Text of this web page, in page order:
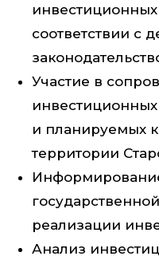
соответствии с
Участие в
и планируемых
территории
реализации
Анализ